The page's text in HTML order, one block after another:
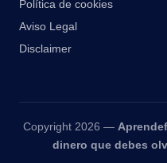
Política de cookies
Aviso Legal
Disclaimer
Copyright 2026 —
dinero que debes